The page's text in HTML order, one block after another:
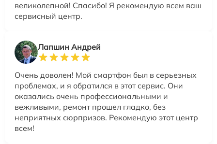
великолепной! Спасибо! Я рекомендую всем ваш
сервисный центр.
Лапшин Андрей
Очень доволен! Мой смартфон был в серьезных
проблемах, и я обратился в этот сервис. Они
оказались очень профессиональными и
вежливыми, ремонт прошел гладко, без
неприятных сюрпризов. Рекомендую этот центр
всем!